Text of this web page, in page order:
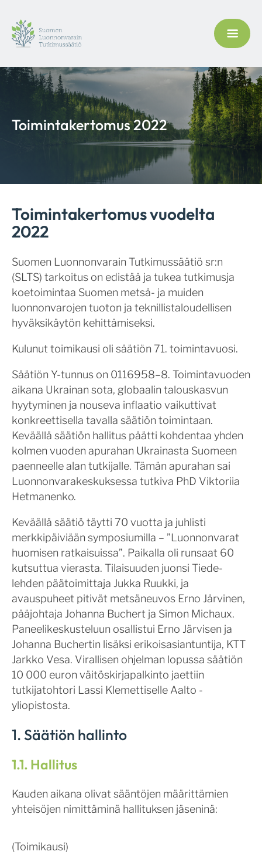
Toimintakertomus 2022
Toimintakertomus vuodelta
2022
Suomen Luonnonvarain Tutkimussäätiö sr:n
(SLTS) tarkoitus on edistää ja tukea tutkimusja
koetoimintaa Suomen metsä- ja muiden
luonnonvarojen tuoton ja teknillistaloudellisen
hyväksikäytön kehittämiseksi.
Kulunut toimikausi oli säätiön 71. toimintavuosi.
Säätiön Y-tunnus on 0116958–8. Toimintavuoden
aikana Ukrainan sota, globaalin talouskasvun
hyytyminen ja nouseva inflaatio vaikuttivat
konkreettisella tavalla säätiön toimintaan.
Keväällä säätiön hallitus päätti kohdentaa yhden
kolmen vuoden apurahan Ukrainasta Suomeen
paenneelle alan tutkijalle. Tämän apurahan sai
Luonnonvarakeskuksessa tutkiva PhD Viktoriia
Hetmanenko.
Keväällä säätiö täytti 70 vuotta ja juhlisti
merkkipäiviään symposiumilla – ”Luonnonvarat
huomisen ratkaisuissa”. Paikalla oli runsaat 60
kutsuttua vierasta. Tilaisuuden juonsi Tiede-
lehden päätoimittaja Jukka Ruukki, ja
avauspuheet pitivät metsäneuvos Erno Järvinen,
pääjohtaja Johanna Buchert ja Simon Michaux.
Paneelikeskusteluun osallistui Erno Järvisen ja
Johanna Buchertin lisäksi erikoisasiantuntija, KTT
Jarkko Vesa. Virallisen ohjelman lopussa säätiön
10 000 euron väitöskirjapalkinto jaettiin
tutkijatohtori Lassi Klemettiselle Aalto -
yliopistosta.
1. Säätiön hallinto
1.1. Hallitus
Kauden aikana olivat sääntöjen määrittämien
yhteisöjen nimittäminä hallituksen jäseninä:
(Toimikausi)